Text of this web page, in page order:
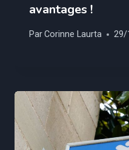
avantages !
ParCorinne Laurta 29/